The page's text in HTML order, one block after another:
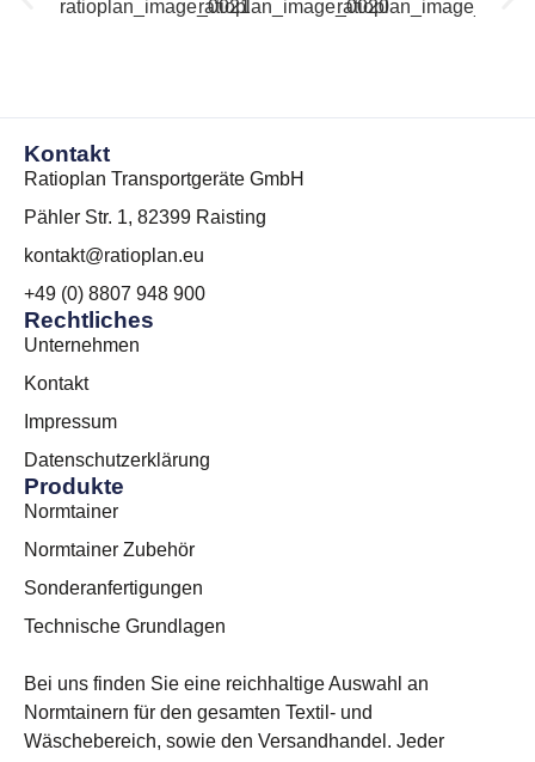
Bei uns finden Sie eine reichhaltige Auswahl an
Normtainern für den gesamten Textil- und
Wäschebereich, sowie den Versandhandel. Jeder
Rechtliches
Unternehmen
Kontakt
Impressum
Datenschutzerklärung
Produkte
Normtainer
Normtainer Zubehör
Sonderanfertigungen
Technische Grundlagen
Kontakt
Ratioplan Transportgeräte GmbH
Pähler Str. 1, 82399 Raisting
kontakt@ratioplan.eu
+49 (0) 8807 948 900